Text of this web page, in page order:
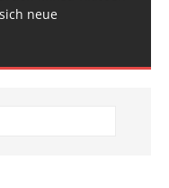
neue
standen die